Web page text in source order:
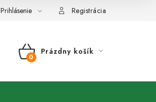
Prihlásenie Registrácia
NÁKUPNÝ
Prázdny košík